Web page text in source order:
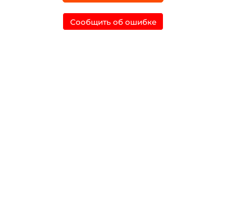
Сообщить об ошибке